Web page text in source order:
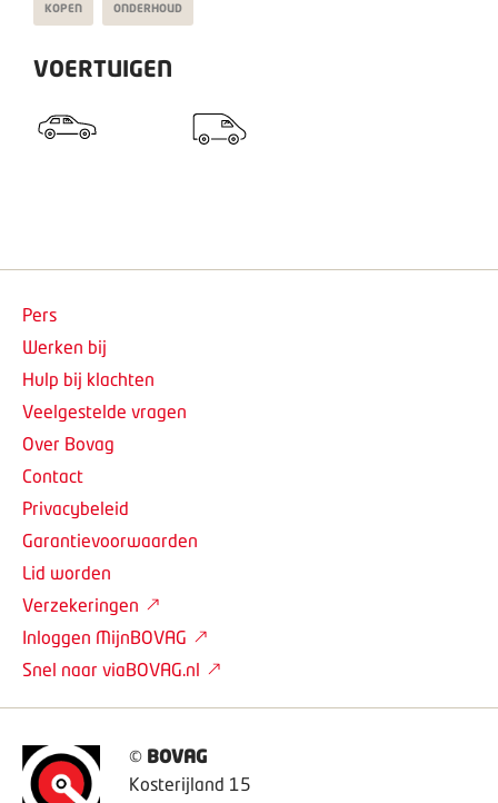
KOPEN ONDERHOUD
VOERTUIGEN
© BOVAG
Kosterijland 15
Pers
Werken bij
Hulp bij klachten
Veelgestelde vragen
Over Bovag
Contact
Privacybeleid
Garantievoorwaarden
Lid worden
Verzekeringen
Inloggen MijnBOVAG
Snel naar viaBOVAG.nl